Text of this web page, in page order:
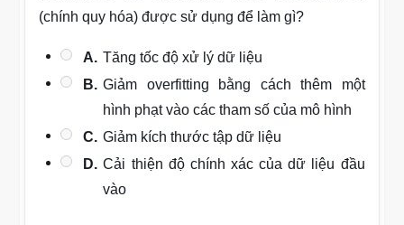
(chính quy hóa) được sử dụng để làm gì?
A. Tăng tốc độ xử lý dữ liệu
B. Giảm overfitting bằng cách thêm một
hình phạt vào các tham số của mô hình
C. Giảm kích thước tập dữ liệu
D. Cải thiện độ chính xác của dữ liệu đầu
vào